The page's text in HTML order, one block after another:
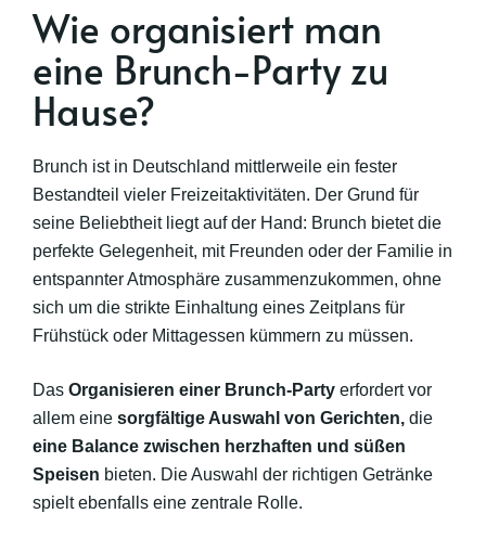
Wie organisiert man
eine Brunch-Party zu
Hause?
Brunch ist in Deutschland mittlerweile ein fester
Bestandteil vieler Freizeitaktivitäten. Der Grund für
seine Beliebtheit liegt auf der Hand: Brunch bietet die
perfekte Gelegenheit, mit Freunden oder der Familie in
entspannter Atmosphäre zusammenzukommen, ohne
sich um die strikte Einhaltung eines Zeitplans für
Frühstück oder Mittagessen kümmern zu müssen.
Das Organisieren einer Brunch-Party erfordert vor
allem eine sorgfältige Auswahl von Gerichten, die
eine Balance zwischen herzhaften und süßen
Speisen bieten. Die Auswahl der richtigen Getränke
spielt ebenfalls eine zentrale Rolle.